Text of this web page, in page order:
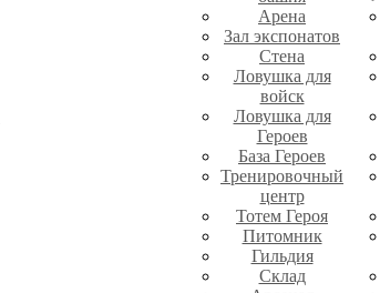
Арена
Зал экспонатов
Стена
Ловушка для
войск
Ловушка для
Героев
База Героев
Тренировочный
центр
Тотем Героя
Питомник
Гильдия
Склад